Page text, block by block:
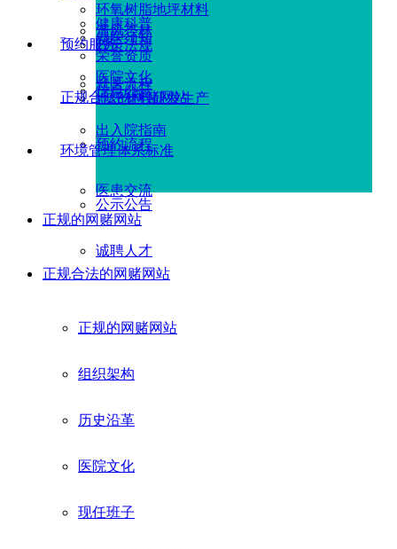
环氧树脂地坪材料
荣誉资质
健康科普
清风杏林
医院文化
就医须知
就医流程
出入院指南
政策法规
信息公示
预约服务
地坪材料研发生产
预约流程
医患交流
正规合法的网赌网站
环境管理体系标准
公示公告
诚聘人才
正规的网赌网站
正规合法的网赌网站
正规的网赌网站
组织架构
历史沿革
医院文化
现任班子